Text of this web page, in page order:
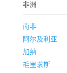
非洲
南非
阿尔及利亚
加纳
毛里求斯